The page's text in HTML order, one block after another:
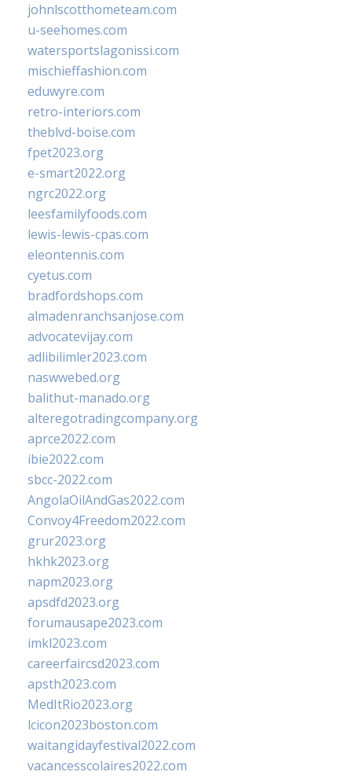
johnlscotthometeam.com
u-seehomes.com
watersportslagonissi.com
mischieffashion.com
eduwyre.com
retro-interiors.com
theblvd-boise.com
fpet2023.org
e-smart2022.org
ngrc2022.org
leesfamilyfoods.com
lewis-lewis-cpas.com
eleontennis.com
cyetus.com
bradfordshops.com
almadenranchsanjose.com
advocatevijay.com
adlibilimler2023.com
naswwebed.org
balithut-manado.org
alteregotradingcompany.org
aprce2022.com
ibie2022.com
sbcc-2022.com
AngolaOilAndGas2022.com
Convoy4Freedom2022.com
grur2023.org
hkhk2023.org
napm2023.org
apsdfd2023.org
forumausape2023.com
imkl2023.com
careerfaircsd2023.com
apsth2023.com
MedItRio2023.org
lcicon2023boston.com
waitangidayfestival2022.com
vacancesscolaires2022.com